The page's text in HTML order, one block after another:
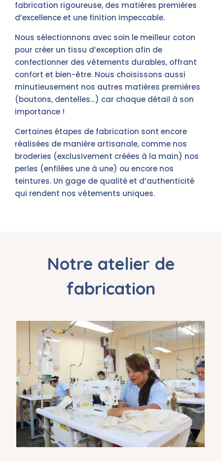
fabrication rigoureuse, des matières premières
d’excellence et une finition impeccable.
Nous sélectionnons avec soin le meilleur coton
pour créer un tissu d’exception afin de
confectionner des vêtements durables, offrant
confort et bien-être. Nous choisissons aussi
minutieusement nos autres matières premières
(boutons, dentelles…) car chaque détail à son
importance !
Certaines étapes de fabrication sont encore
réalisées de manière artisanale, comme nos
broderies (exclusivement créées à la main) nos
perles (enfilées une à une) ou encore nos
teintures. Un gage de qualité et d’authenticité
qui rendent nos vêtements uniques.
Notre atelier de
fabrication